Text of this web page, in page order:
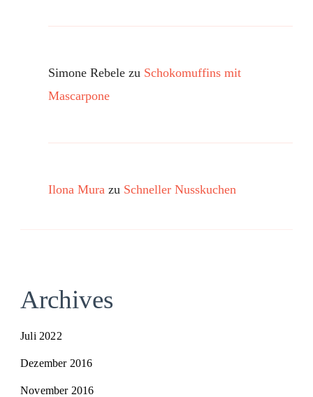
Simone Rebele zu Schokomuffins mit
Mascarpone
Ilona Mura zu Schneller Nusskuchen
Archives
Juli 2022
Dezember 2016
November 2016